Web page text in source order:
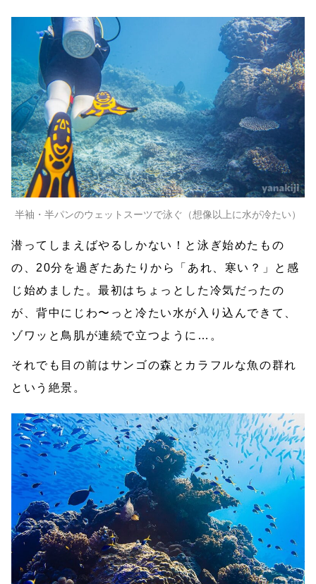
半袖・半パンのウェットスーツで泳ぐ（想像以上に水が冷たい）
潜ってしまえばやるしかない！と泳ぎ始めたもの
の、20分を過ぎたあたりから「あれ、寒い？」と感
じ始めました。最初はちょっとした冷気だったの
が、背中にじわ〜っと冷たい水が入り込んできて、
ゾワッと鳥肌が連続で立つように…。
それでも目の前はサンゴの森とカラフルな魚の群れ
という絶景。